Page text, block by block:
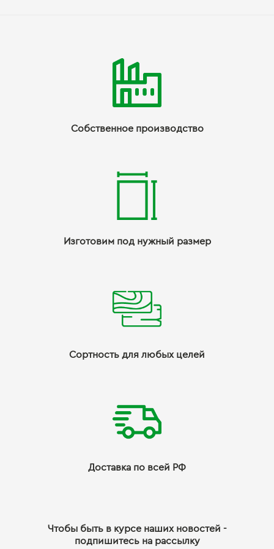
Собственное производство
Изготовим под нужный размер
Сортность для любых целей
Доставка по всей РФ
Чтобы быть в курсе наших новостей -
подпишитесь на рассылку